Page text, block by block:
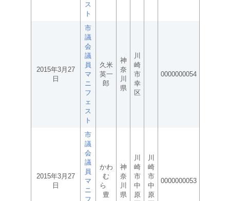
ス
ト
2015年3月27
日
市
議
会
議
員
マ
ニ
フ
ェ
ス
ト
久米
英一
郎
神
奈
川
県
川
崎
市
幸
区
0000000054
2015年3月27
日
市
議
会
議
員
マ
ニ
フ
かわ
む
ら
豊
神
奈
川
県
川
崎
市
中
原
川
崎
市
中
原
0000000053